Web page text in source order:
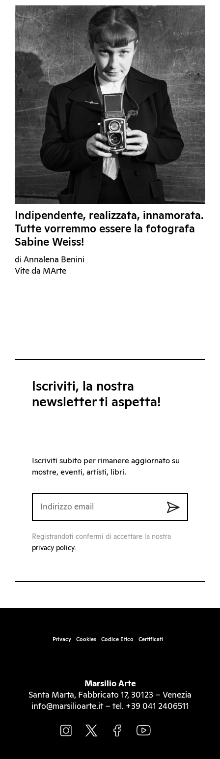
Indipendente, realizzata, innamorata.
Tutte vorremmo essere la fotografa
Sabine Weiss!
di Annalena Benini
Vite da MArte
Iscriviti, la nostra
newsletter ti aspetta!
Iscriviti subito per rimanere aggiornato su
mostre, eventi, artisti, libri.
Registrandoti confermi di accettare la nostra
privacy policy.
Privacy Cookies Codice Etico Certificati
Marsilio Arte
Santa Marta, Fabbricato 17, 30123 – Venezia
info@marsilioarte.it – tel. +39 041 2406511